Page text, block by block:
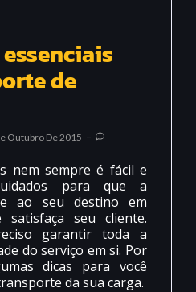
de
Outubro De 2015
nem sempre é fácil e
para que a
ao seu destino em
seu cliente.
garantir toda a
do serviço em si. Por
dicas para você
da sua carga.